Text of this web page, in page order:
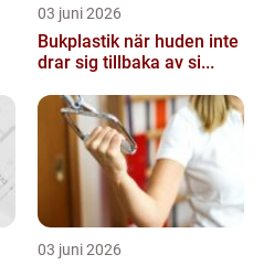
03 juni 2026
Bukplastik när huden inte
drar sig tillbaka av si...
03 juni 2026